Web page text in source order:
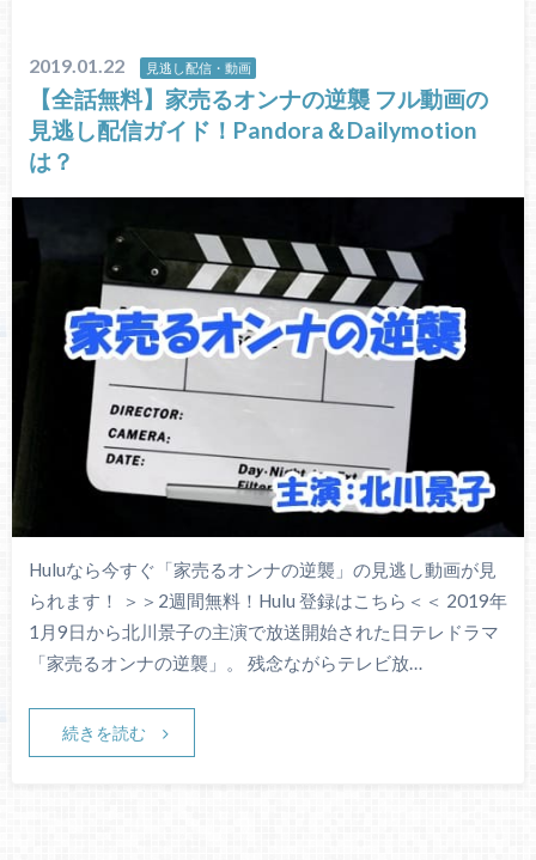
2019.01.22 見逃し配信・動画
【全話無料】家売るオンナの逆襲 フル動画の
見逃し配信ガイド！Pandora＆Dailymotion
は？
Huluなら今すぐ「家売るオンナの逆襲」の見逃し動画が見
られます！ ＞＞2週間無料！Hulu 登録はこちら＜＜ 2019年
1月9日から北川景子の主演で放送開始された日テレドラマ
「家売るオンナの逆襲」。 残念ながらテレビ放…
続きを読む